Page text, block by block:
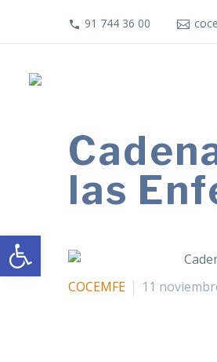
Abrir barra de herramientas
91 744 36 00
las
COCEMFE 11